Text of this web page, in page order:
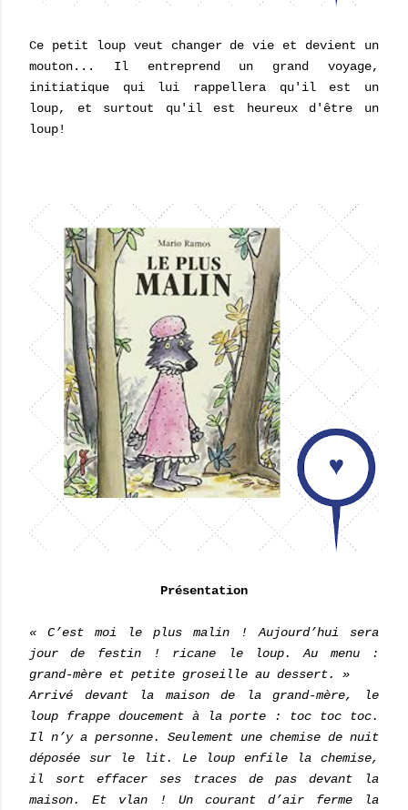
Ce petit loup veut changer de vie et devient un
mouton... Il entreprend un grand voyage,
initiatique qui lui rappellera qu'il est un
loup, et surtout qu'il est heureux d'être un
loup!
Présentation
« C’est moi le plus malin ! Aujourd’hui sera
jour de festin ! ricane le loup. Au menu :
grand-mère et petite groseille au dessert. »
Arrivé devant la maison de la grand-mère, le
loup frappe doucement à la porte : toc toc toc.
Il n’y a personne. Seulement une chemise de nuit
déposée sur le lit. Le loup enfile la chemise,
il sort effacer ses traces de pas devant la
maison. Et vlan ! Un courant d’air ferme la